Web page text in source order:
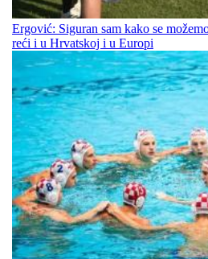
Ergović: Siguran sam kako se
reći i u Hrvatskoj i u Europi